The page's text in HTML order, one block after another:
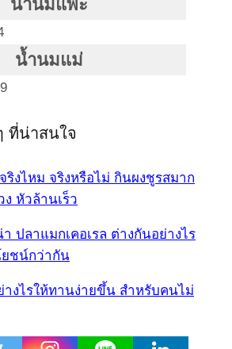
น้ำนมแพะ
น้ำนมแม่
ที่น่าสนใจ
ริงไหม จริงหรือไม่ กินผงชูรสมาก
หัวล้านเร็ว
ปลาแมกเคอเรล ต่างกันอย่างไร
ชน์กว่ากัน
างไรให้ทานง่ายขึ้น สำหรับคนไม่